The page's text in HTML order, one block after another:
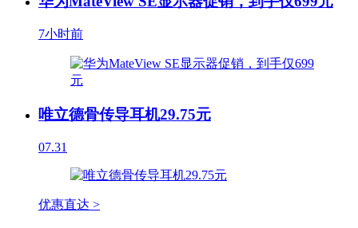
7小时前
唯立德骨传导耳机29.75元
07.31
优惠直达 >